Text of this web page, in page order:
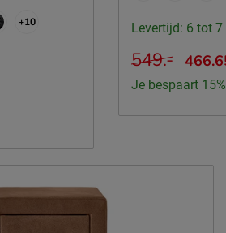
+10 Levertijd: 6 tot 7
549.-
Je bespaart 15%